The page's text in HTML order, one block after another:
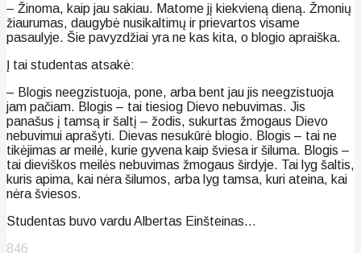
– Žinoma, kaip jau sakiau. Matome jį kiekvieną dieną. Žmonių
žiaurumas, daugybė nusikaltimų ir prievartos visame
pasaulyje. Šie pavyzdžiai yra ne kas kita, o blogio apraiška.
Į tai studentas atsakė:
– Blogis neegzistuoja, pone, arba bent jau jis neegzistuoja
jam pačiam. Blogis – tai tiesiog Dievo nebuvimas. Jis
panašus į tamsą ir šaltį – žodis, sukurtas žmogaus Dievo
nebuvimui aprašyti. Dievas nesukūrė blogio. Blogis – tai ne
tikėjimas ar meilė, kurie gyvena kaip šviesa ir šiluma. Blogis –
tai dieviškos meilės nebuvimas žmogaus širdyje. Tai lyg šaltis,
kuris apima, kai nėra šilumos, arba lyg tamsa, kuri ateina, kai
nėra šviesos.
Studentas buvo vardu Albertas Einšteinas…
846